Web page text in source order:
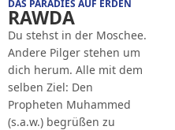
DAS PARADIES AUF ERDEN
RAWDA
Du stehst in der Moschee.
Andere Pilger stehen um
dich herum. Alle mit dem
selben Ziel: Den
Propheten Muhammed
(s.a.w.) begrüßen zu